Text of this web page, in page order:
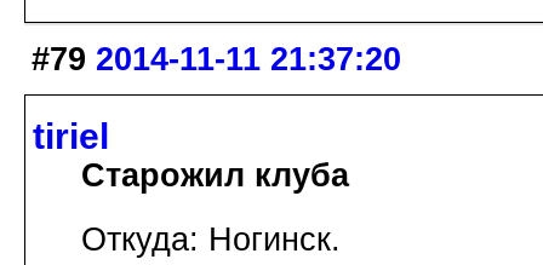
#79 2014-11-11 21:37:20
tiriel
Старожил клуба
Откуда: Ногинск.